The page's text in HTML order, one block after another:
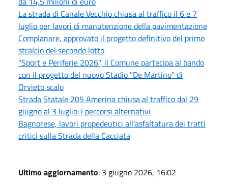
La strada di Canale Vecchio chiusa al traffico il 6 e 7
luglio per lavori di manutenzione della pavimentazione
Complanare, approvato il progetto definitivo del primo
stralcio del secondo lotto
"Sport e Periferie 2026", il Comune partecipa al bando
con il progetto del nuovo Stadio "De Martino" di
Orvieto scalo
Strada Statale 205 Amerina chiusa al traffico dal 29
giugno al 3 luglio: i percorsi alternativi
Bagnorese, lavori propedeutici all'asfaltatura dei tratti
critici sulla Strada della Cacciata
Ultimo aggiornamento: 3 giugno 2026, 16:02